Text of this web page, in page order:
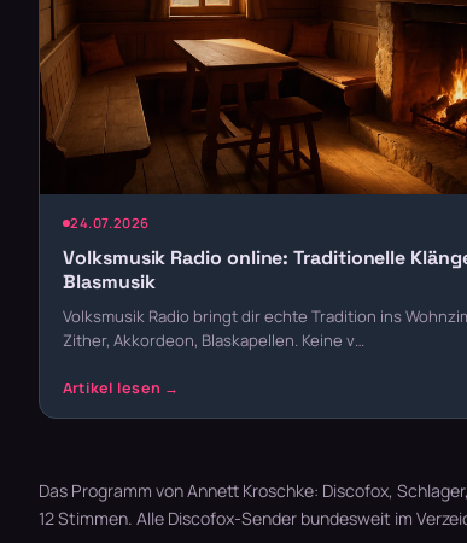
24.07.2026
Volksmusik Radio online: Traditionelle
Blasmusik
Volksmusik Radio bringt dir echte Tradition ins
Zither, Akkordeon, Blaskapellen. Keine v…
Das Programm von Annett Kroschke: Discofox,
12 Stimmen. Alle Discofox-Sender bundesweit im